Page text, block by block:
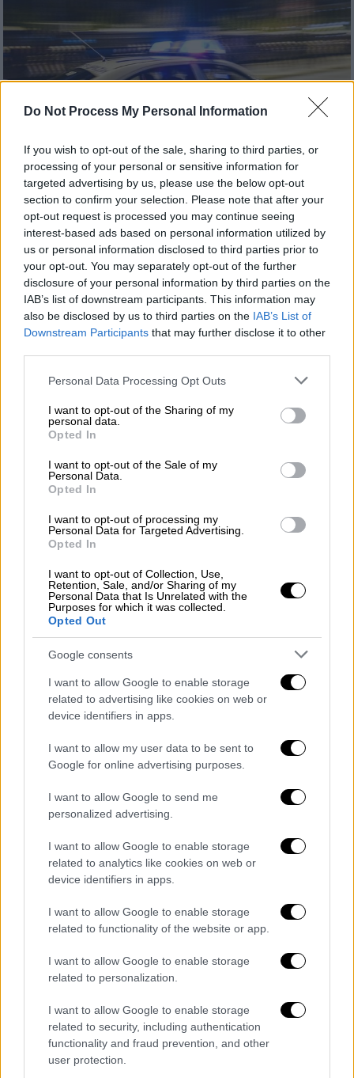
Do Not Process My Personal Information
If you wish to opt-out of the sale, sharing to third parties, or
processing of your personal or sensitive information for
targeted advertising by us, please use the below opt-out
section to confirm your selection. Please note that after your
opt-out request is processed you may continue seeing
interest-based ads based on personal information utilized by
us or personal information disclosed to third parties prior to
your opt-out. You may separately opt-out of the further
disclosure of your personal information by third parties on the
IAB’s list of downstream participants. This information may
also be disclosed by us to third parties on the IAB’s List of
Downstream Participants that may further disclose it to other
Please note that this website/app uses one or more Google
not limited to your visit or usage behaviour. You may click to
grant or deny consent to Google and its third-party tags to
use your data for below specified purposes in below Google
consent section.
Personal Data Processing Opt Outs
I want to opt-out of the Sharing of my
personal data.
Opted In
I want to opt-out of the Sale of my
Personal Data.
Opted In
I want to opt-out of processing my
Personal Data for Targeted Advertising.
Opted In
I want to opt-out of Collection, Use,
Retention, Sale, and/or Sharing of my
Personal Data that Is Unrelated with the
Purposes for which it was collected.
Opted Out
Google consents
I want to allow Google to enable storage
related to advertising like cookies on web or
device identifiers in apps.
I want to allow my user data to be sent to
Google for online advertising purposes.
I want to allow Google to send me
personalized advertising.
I want to allow Google to enable storage
related to analytics like cookies on web or
device identifiers in apps.
I want to allow Google to enable storage
related to functionality of the website or app.
I want to allow Google to enable storage
related to personalization.
I want to allow Google to enable storage
related to security, including authentication
functionality and fraud prevention, and other
user protection.
Ελλάδα 03.03.2026 19:14
Πυροβολισμοί στη Νέα Μάκρη:
Ξεκαθάρισμα μεταξύ Τούρκων
«βλέπουν» οι Αρχές
Εκτιμάται ότι πρόκειται για συνέχεια του
πολέμου ανάμεσα σε αντίπαλες ομάδες της
τουρκικής μαφίας
Ελλάδα|18.01.2026 10:56
Ποτοαπαγόρευση: Ο ρόλος των Ελλήνων
στο μεγάλο ψέμα που γιγάντωσε τη
μαφία
Η 18η Τροπολογία του Συντάγματος των
δημιουργώντας νέα δεδομένα στην
παγκόσμια οικονομία - Πως επιβίωσαν οι
Έλληνες, η δράση τους στην
ποτοαπαγόρευση και η σχέση τους με την